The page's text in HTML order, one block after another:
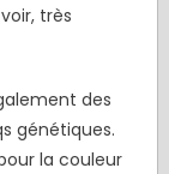
très
des
génétiques.
la couleur